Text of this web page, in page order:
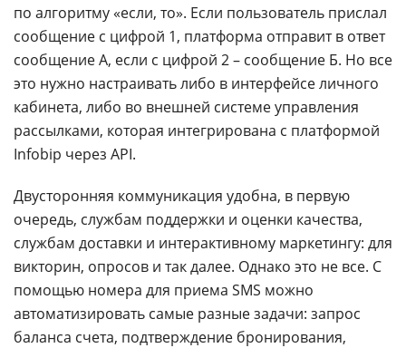
по алгоритму «если, то». Если пользователь прислал
сообщение с цифрой 1, платформа отправит в ответ
сообщение А, если с цифрой 2 – сообщение Б. Но все
это нужно настраивать либо в интерфейсе личного
кабинета, либо во внешней системе управления
рассылками, которая интегрирована с платформой
Infobip через API.
Двусторонняя коммуникация удобна, в первую
очередь, службам поддержки и оценки качества,
службам доставки и интерактивному маркетингу: для
викторин, опросов и так далее. Однако это не все. С
помощью номера для приема SMS можно
автоматизировать самые разные задачи: запрос
баланса счета, подтверждение бронирования,